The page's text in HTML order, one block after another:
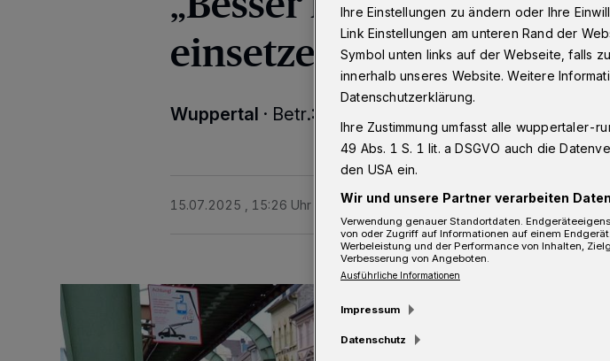
einsetzen“
Wuppertal · Betr.: Bänke statt Parkplätze in Vohwinkel
15.07.2025 , 15:26 Uhr Eine Minute Lesezeit
Ihre Einstellungen zu ändern oder Ihre
Link Einstellungen am unteren Rand der
Symbol unten links auf der Webseite, falls
innerhalb unseres Website. Weitere
Datenschutzerklärung.
Ihre Zustimmung umfasst alle wuppertaler-
49 Abs. 1 S. 1 lit. a DSGVO auch die
den USA ein.
Wir und unsere Partner verarbeiten
Verwendung genauer Standortdaten.
von oder Zugriff auf Informationen auf einem
Werbeleistung und der Performance von Inhalten,
Verbesserung von Angeboten.
Ausführliche Informationen
Impressum
Datenschutz